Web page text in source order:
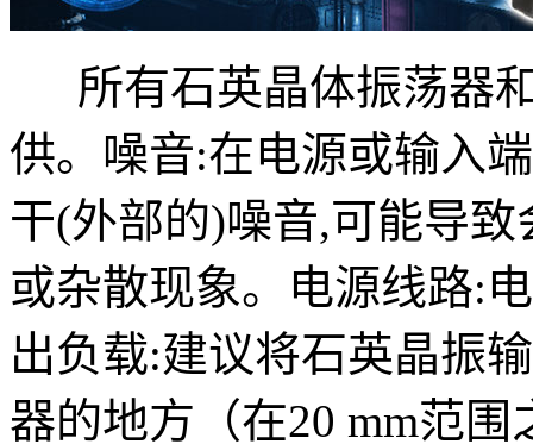
所有石英晶体振荡器
供。噪音:在电源或输入
干(外部的)噪音,可能导
或杂散现象。电源线路:
出负载:建议将石英晶振
器的地方（在20 mm范